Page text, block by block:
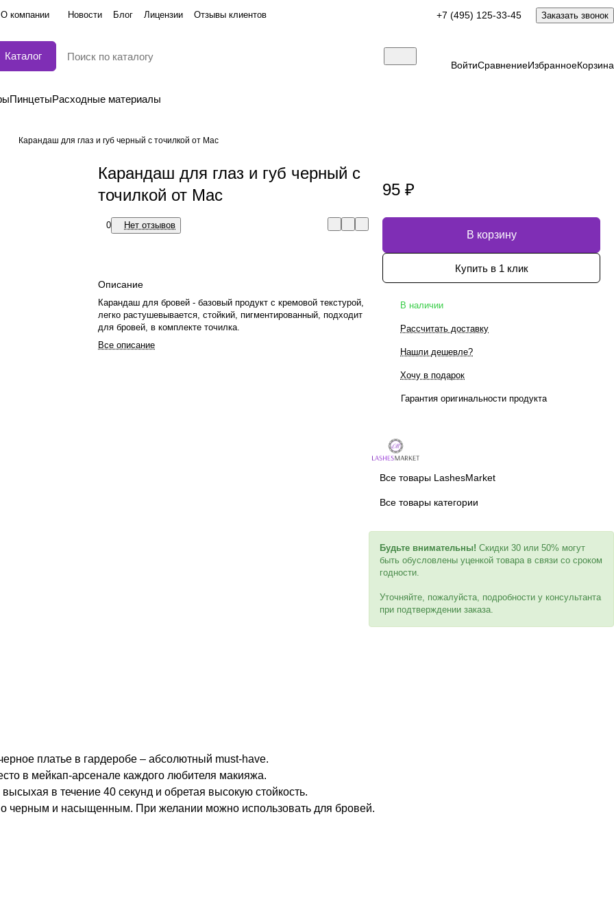
О компании Новости Блог Лицензии Отзывы клиентов +7 (495) 125-33-45 Заказать звонок
Каталог
ВойтиСравнениеИзбранноеКорзина
ПинцетыРасходные материалы
Карандаш для глаз и губ черный c точилкой от Mac
Карандаш для глаз и губ черный c
точилкой от Mac
0 Нет отзывов
Описание
Карандаш для бровей - базовый продукт с кремовой текстурой,
легко растушевывается, стойкий, пигментированный, подходит
для бровей, в комплекте точилка.
Все описание
95 ₽
В корзину
Купить в 1 клик
В наличии
Рассчитать доставку
Нашли дешевле?
Хочу в подарок
Гарантия оригинальности продукта
Все товары LashesMarket
Все товары категории
Будьте внимательны! Скидки 30 или 50% могут
быть обусловлены уценкой товара в связи со сроком
годности.
Уточняйте, пожалуйста, подробности у консультанта
при подтверждении заказа.
платье в гардеробе – абсолютный must-have.
в мейкап-арсенале каждого любителя макияжа.
в течение 40 секунд и обретая высокую стойкость.
черным и насыщенным. При желании можно использовать для бровей.